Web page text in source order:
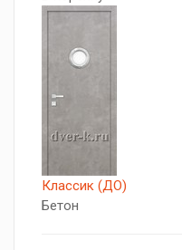
Классик (ДО)
Бетон